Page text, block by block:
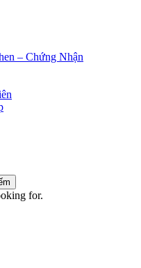
– Chứng Nhận
for.